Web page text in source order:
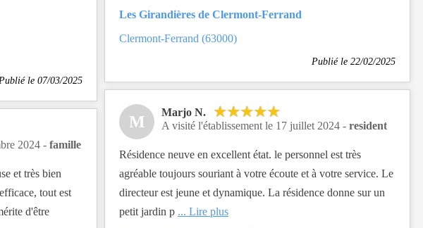
le 07/03/2025
Les Girandières de Clermont-Ferrand
Clermont-Ferrand (63000)
Publié le 22/02/2025
2024 - famille
et très bien
tout est
d'être
M
Marjo N.
A visité l'établissement le 17 juillet 2024 -resident
Résidence neuve en excellent état. le personnel est très
agréable toujours souriant à votre écoute et à votre service. Le
directeur est jeune et dynamique. La résidence donne sur un
petit jardin p ... Lire plus